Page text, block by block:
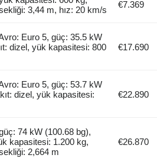
3,44 m, hız: 20 km/s
€7.369
Euro 5, güç: 35.5 kW
dizel, yük kapasitesi: 800
€17.690
Euro 5, güç: 53.7 kW
dizel, yük kapasitesi:
€22.890
74 kW (100.68 bg),
kapasitesi: 1.200 kg,
2,664 m
€26.870